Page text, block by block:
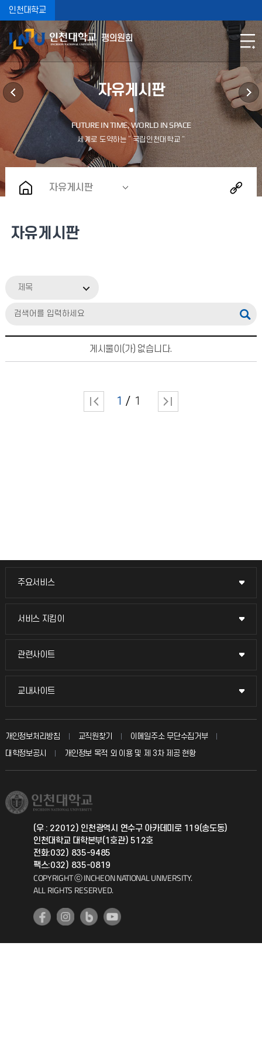
인천대학교
평의원회
자유게시판
자유게시판
자유게시판
제목
게시물이(가) 없습니다.
1 1
주요서비스
주요서비스
교무회의방송
입학안내
취업정보(학생)
서비스 지킴이
서비스 지킴이
묻고 답하기
칭찬마당
학생서비스 지킴이
관련사이트
관련사이트
국방헬프콜
총동문회
교내사이트
교내사이트
교수회
교육혁신본부
국제지원과
공자아카데미
기초교육원
개인정보처리방침 교직원찾기
이메일주소 무단수집거부
대학정보공시
개인정보 목적 외 이용 및 제 3차 제공 현황
(우 : 22012) 인천광역시 연수구 아카데미로 119(송도동)
인천대학교 대학본부(1호관) 512호
전화:032) 835-9485
팩스:032) 835-0819
COPYRIGHT ⓒ INCHEON NATIONAL UNIVERSITY.
ALL RIGHTS RESERVED.